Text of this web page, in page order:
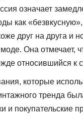
означает
как
друг на друга
Она
относившийся к
которые
тренда
и